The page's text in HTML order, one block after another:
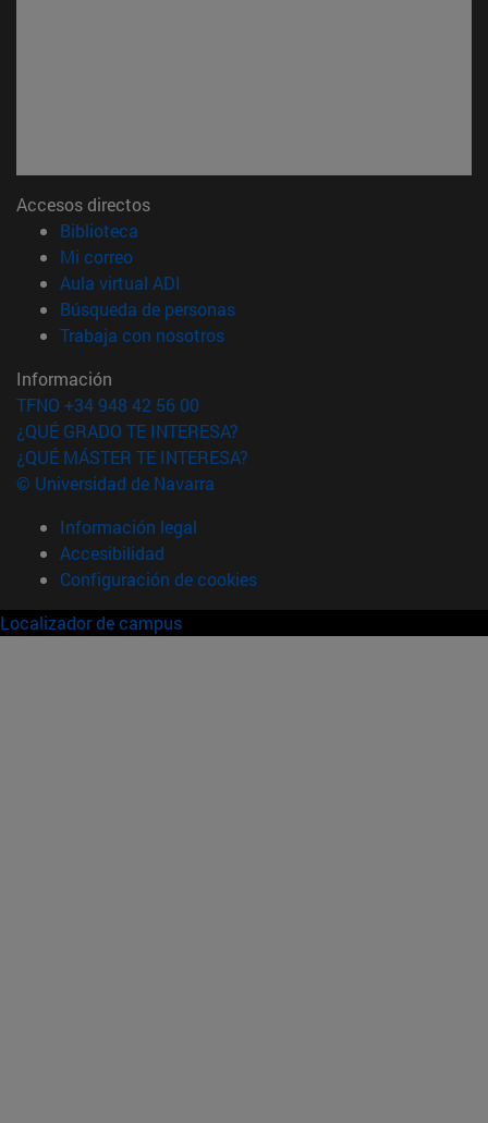
Accesos directos
Biblioteca
Mi correo(abre en nueva ventana)
Aula virtual ADI
Búsqueda de personas(abre en nueva ventana)
Trabaja con nosotros(abre en nueva ventana)
Información
TFNO +34 948 42 56 00
¿QUÉ GRADO TE INTERESA?
¿QUÉ MÁSTER TE INTERESA?
© Universidad de Navarra
Información legal
Accesibilidad
Configuración de cookies
Localizador de campus